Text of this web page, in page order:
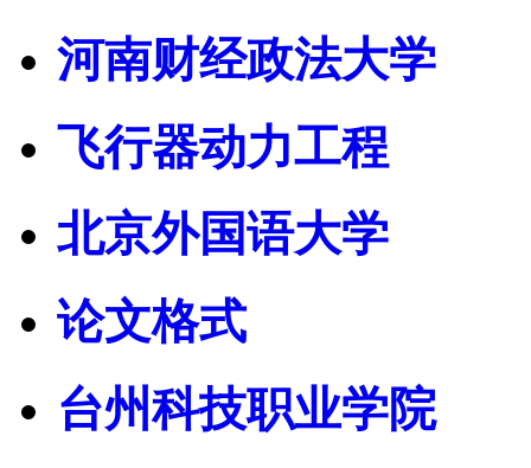
河南财经政法大学
飞行器动力工程
北京外国语大学
论文格式
台州科技职业学院